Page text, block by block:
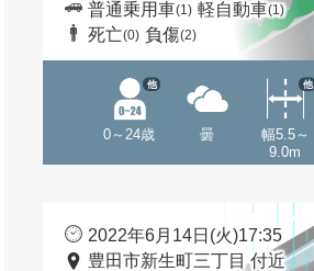
普通乗用車(1) 軽自動車(1)
死亡(0) 負傷(2)
0～24歳
他
曇
幅5.5～
9.0m
他
2022年6月14日(火)17:35
豊田市新生町三丁目 付近